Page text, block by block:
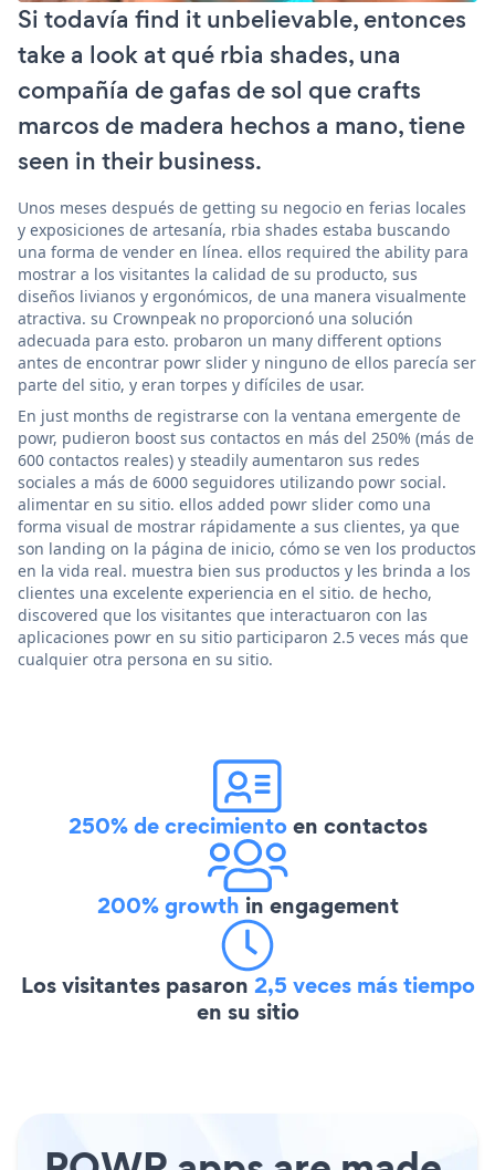
Si todavía find it unbelievable, entonces
take a look at qué rbia shades, una
compañía de gafas de sol que crafts
marcos de madera hechos a mano, tiene
seen in their business.
Unos meses después de getting su negocio en ferias locales
y exposiciones de artesanía, rbia shades estaba buscando
una forma de vender en línea. ellos required the ability para
mostrar a los visitantes la calidad de su producto, sus
diseños livianos y ergonómicos, de una manera visualmente
atractiva. su Crownpeak no proporcionó una solución
adecuada para esto. probaron un many different options
antes de encontrar powr slider y ninguno de ellos parecía ser
parte del sitio, y eran torpes y difíciles de usar.
En just months de registrarse con la ventana emergente de
powr, pudieron boost sus contactos en más del 250% (más de
600 contactos reales) y steadily aumentaron sus redes
sociales a más de 6000 seguidores utilizando powr social.
alimentar en su sitio. ellos added powr slider como una
forma visual de mostrar rápidamente a sus clientes, ya que
son landing on la página de inicio, cómo se ven los productos
en la vida real. muestra bien sus productos y les brinda a los
clientes una excelente experiencia en el sitio. de hecho,
discovered que los visitantes que interactuaron con las
aplicaciones powr en su sitio participaron 2.5 veces más que
cualquier otra persona en su sitio.
250% de crecimientoen contactos
200% growth in engagement
Los visitantes pasaron 2,5 veces más tiempo
en su sitio